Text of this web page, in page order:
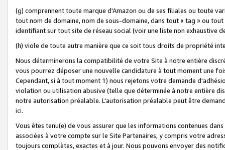
(g) comprennent toute marque d'Amazon ou de ses filiales ou toute
tout nom de domaine, nom de sous-domaine, dans tout « tag » ou
identifiant sur tout site de réseau social (voir une liste non exhaustive
(h) viole de toute autre manière que ce soit tous droits de propriété
Nous déterminerons la compatibilité de votre Site à notre entière
vous pourrez déposer une nouvelle candidature à tout moment une
Cependant, si à tout moment 1) nous rejetons votre demande
violation ou utilisation abusive (telle que déterminée à notre entière
notre autorisation préalable. L'autorisation préalable peut être
ici.
Vous êtes tenu(e) de vous assurer que les informations contenues
associées à votre compte sur le Site Partenaires, y compris votre
toujours complètes, exactes et à jour. Nous pouvons envoyer des